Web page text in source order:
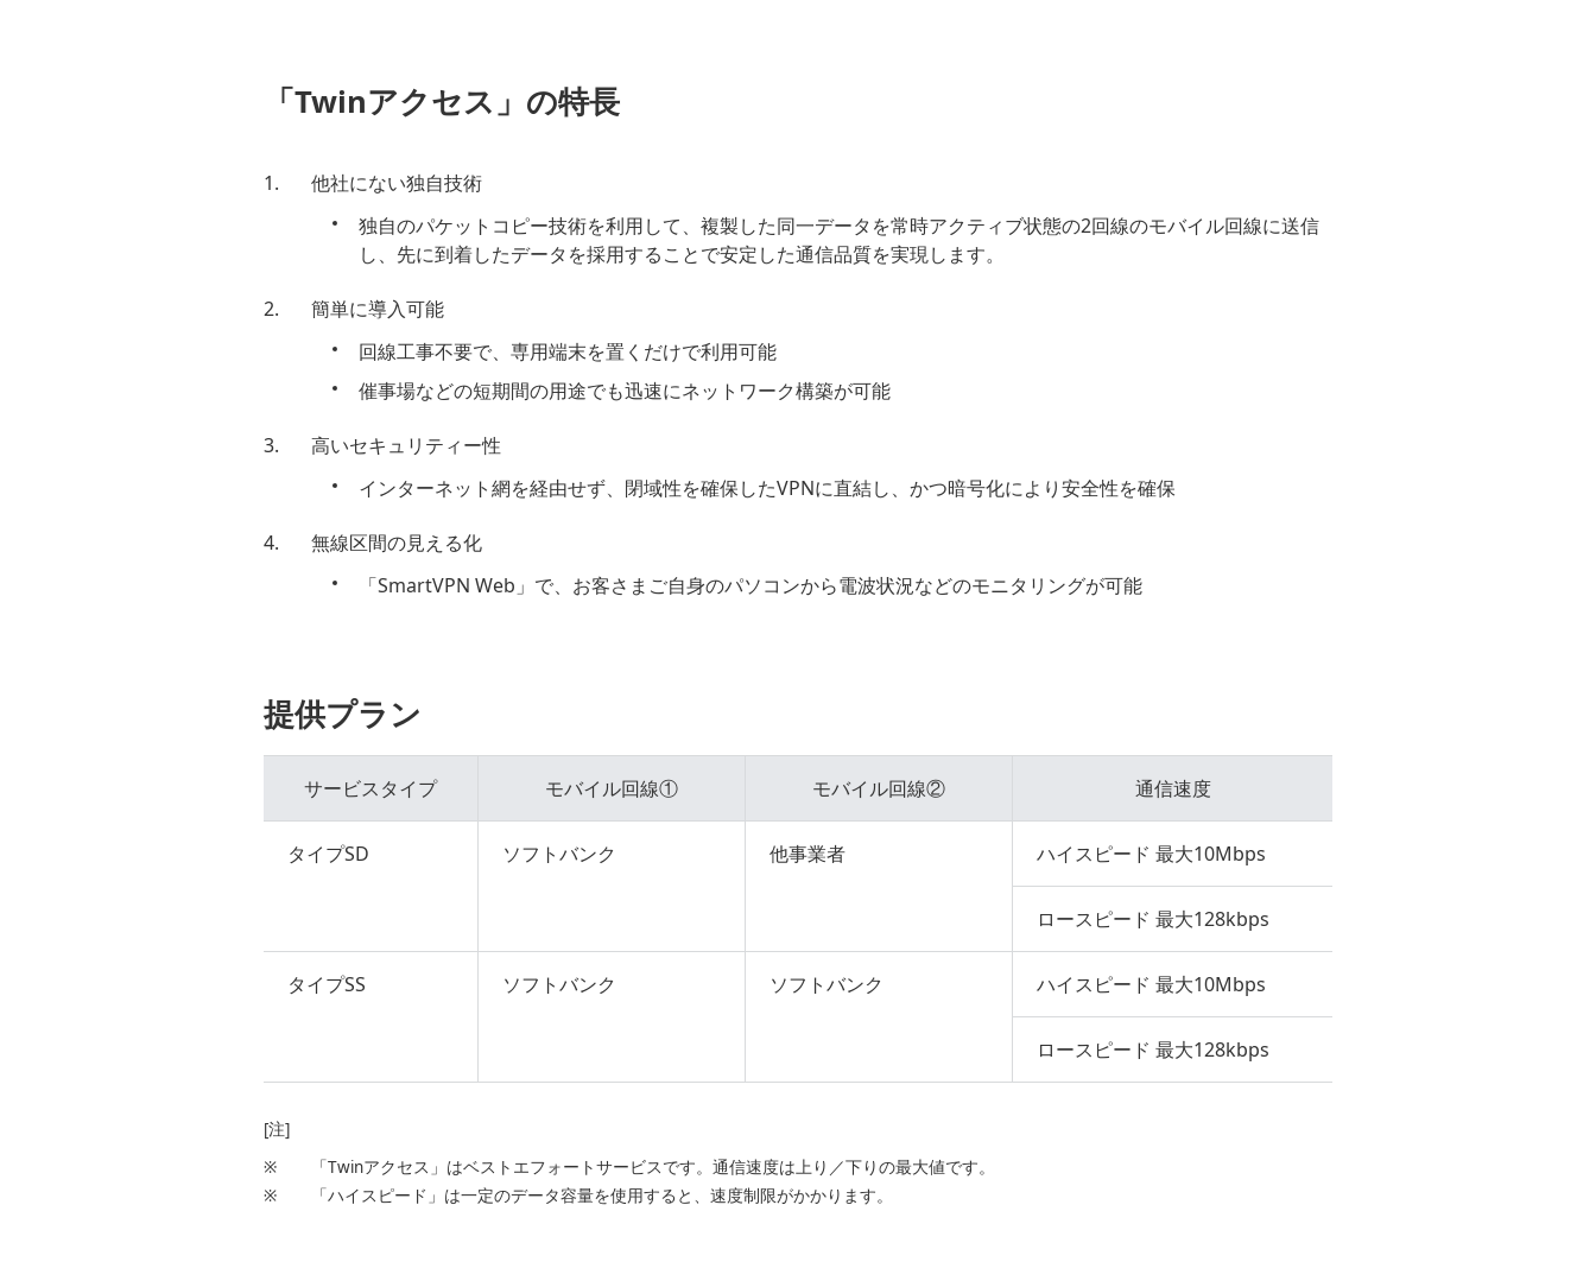
「Twinアクセス」の特長
他社にない独自技術
独自のパケットコピー技術を利用して、複製した同一データを常時アクティブ状態の2回線のモバイル回線に送信
し、先に到着したデータを採用することで安定した通信品質を実現します。
簡単に導入可能
回線工事不要で、専用端末を置くだけで利用可能
催事場などの短期間の用途でも迅速にネットワーク構築が可能
高いセキュリティー性
インターネット網を経由せず、閉域性を確保したVPNに直結し、かつ暗号化により安全性を確保
無線区間の見える化
「SmartVPN Web」で、お客さまご自身のパソコンから電波状況などのモニタリングが可能
提供プラン
サービスタイプ モバイル回線① モバイル回線② 通信速度
タイプSD ソフトバンク 他事業者 ハイスピード 最大10Mbps
ロースピード 最大128kbps
タイプSS ソフトバンク ソフトバンク ハイスピード 最大10Mbps
ロースピード 最大128kbps
[注]
※
「Twinアクセス」はベストエフォートサービスです。通信速度は上り／下りの最大値です。
※
「ハイスピード」は一定のデータ容量を使用すると、速度制限がかかります。